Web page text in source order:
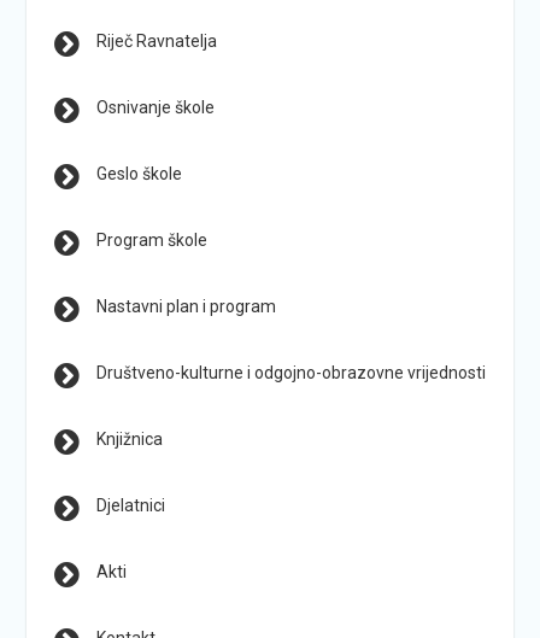
Riječ Ravnatelja
Osnivanje škole
Geslo škole
Program škole
Nastavni plan i program
Društveno-kulturne i odgojno-obrazovne vrijednosti
Knjižnica
Djelatnici
Akti